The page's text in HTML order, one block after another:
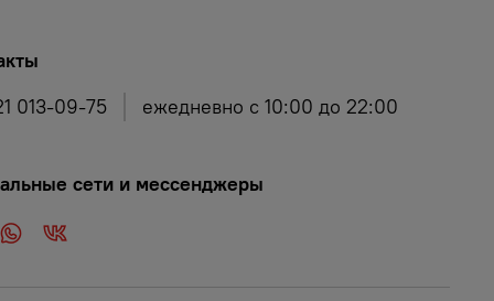
013-09-75
ежедневно с 10:00 до 22:00
сети и мессенджеры